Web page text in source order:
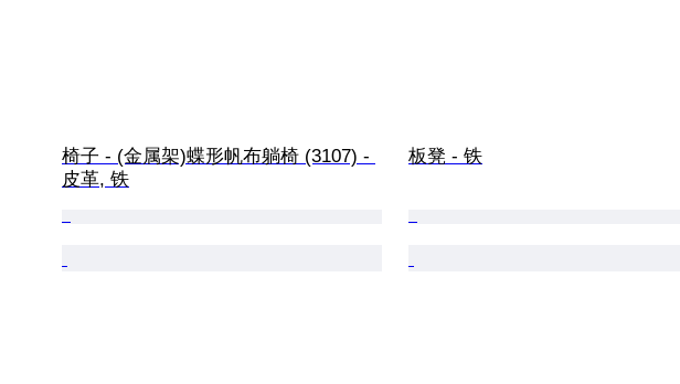
椅子 - (金属架)蝶形帆布躺椅 (3107) -
皮革, 铁
板凳 - 铁